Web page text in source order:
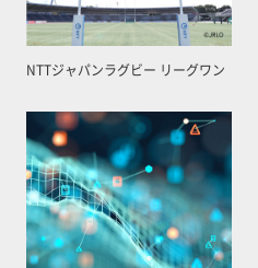
NTTジャパンラグビー リーグワン